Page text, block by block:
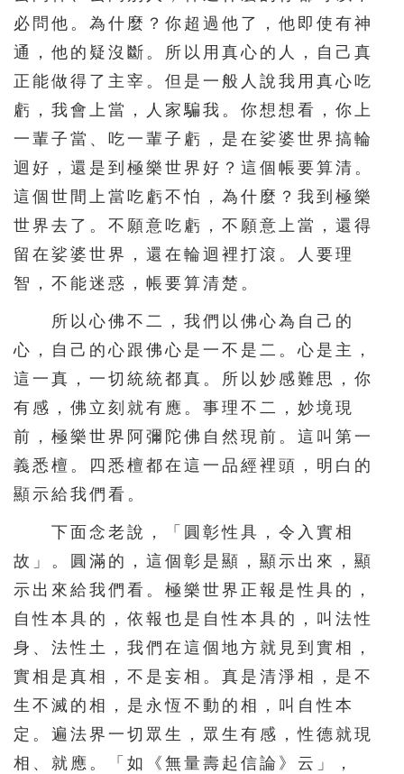
必問他。為什麼？你超過他了，他即使有神
通，他的疑沒斷。所以用真心的人，自己真
正能做得了主宰。但是一般人說我用真心吃
虧，我會上當，人家騙我。你想想看，你上
一輩子當、吃一輩子虧，是在娑婆世界搞輪
迴好，還是到極樂世界好？這個帳要算清。
這個世間上當吃虧不怕，為什麼？我到極樂
世界去了。不願意吃虧，不願意上當，還得
留在娑婆世界，還在輪迴裡打滾。人要理
智，不能迷惑，帳要算清楚。
所以心佛不二，我們以佛心為自己的
心，自己的心跟佛心是一不是二。心是主，
這一真，一切統統都真。所以妙感難思，你
有感，佛立刻就有應。事理不二，妙境現
前，極樂世界阿彌陀佛自然現前。這叫第一
義悉檀。四悉檀都在這一品經裡頭，明白的
顯示給我們看。
下面念老說，「圓彰性具，令入實相
故」。圓滿的，這個彰是顯，顯示出來，顯
示出來給我們看。極樂世界正報是性具的，
自性本具的，依報也是自性本具的，叫法性
身、法性土，我們在這個地方就見到實相，
實相是真相，不是妄相。真是清淨相，是不
生不滅的相，是永恆不動的相，叫自性本
定。遍法界一切眾生，眾生有感，性德就現
相、就應。「如《無量壽起信論》云」，